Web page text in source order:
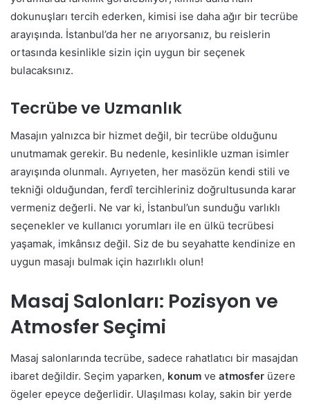
dokunuşları tercih ederken, kimisi ise daha ağır bir tecrübe
arayışında. İstanbul’da her ne arıyorsanız, bu reislerin
ortasında kesinlikle sizin için uygun bir seçenek
bulacaksınız.
Tecrübe ve Uzmanlık
Masajın yalnızca bir hizmet değil, bir tecrübe olduğunu
unutmamak gerekir. Bu nedenle, kesinlikle uzman isimler
arayışında olunmalı. Ayrıyeten, her masözün kendi stili ve
tekniği olduğundan, ferdî tercihleriniz doğrultusunda karar
vermeniz değerli. Ne var ki, İstanbul’un sunduğu varlıklı
seçenekler ve kullanıcı yorumları ile en ülkü tecrübesi
yaşamak, imkânsız değil. Siz de bu seyahatte kendinize en
uygun masajı bulmak için hazırlıklı olun!
Masaj Salonları: Pozisyon ve
Atmosfer Seçimi
Masaj salonlarında tecrübe, sadece rahatlatıcı bir masajdan
ibaret değildir. Seçim yaparken, konum ve atmosfer üzere
ögeler epeyce değerlidir. Ulaşılması kolay, sakin bir yerde